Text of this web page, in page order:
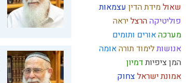
שאולמידת הדין עצמאות
פוליטיקההרצליראה
מערכהאורים ותומים
אנושותלימוד תורהאומה
המןציפיותדמיון
אמונת ישראלצחוק